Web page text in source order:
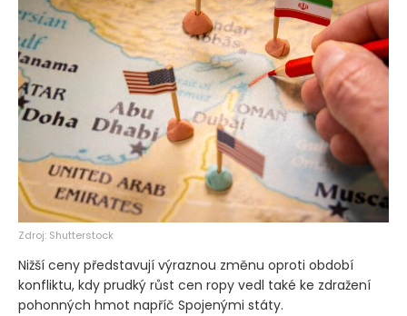
Zdroj: Shutterstock
Nižší ceny představují výraznou změnu oproti období
konfliktu, kdy prudký růst cen ropy vedl také ke zdražení
pohonných hmot napříč Spojenými státy.